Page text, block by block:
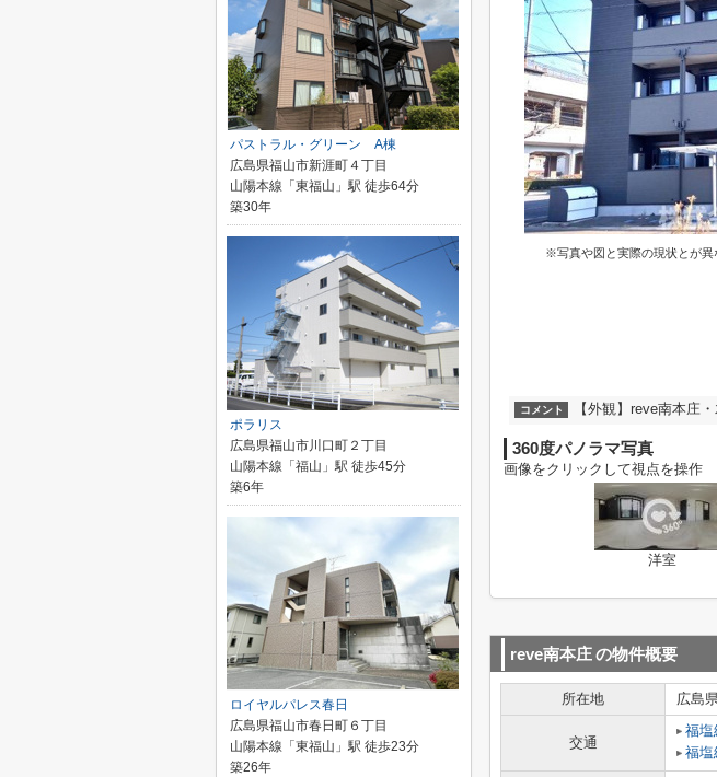
※写真や図と実際の現状とが異
コメント 【外観】reve南本庄
360度パノラマ写真
画像をクリックして視点を操作
洋室
reve南本庄の物件概要
所在地 広島
交通
福塩
福塩
パストラル・グリーン A棟
広島県福山市新涯町４丁目
山陽本線「東福山」駅 徒歩64分
築30年
ポラリス
広島県福山市川口町２丁目
山陽本線「福山」駅 徒歩45分
築6年
ロイヤルパレス春日
広島県福山市春日町６丁目
山陽本線「東福山」駅 徒歩23分
築26年